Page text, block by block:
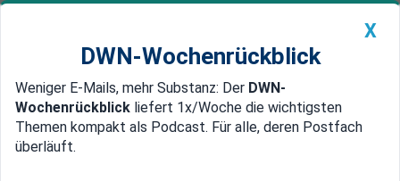
Newsticker MEIN DWN: Geldanlage Premium
Edelmetalle DWN-Magazin China
X
DWN-Wochenrückblick
Weniger E-Mails, mehr Substanz: Der DWN-
Wochenrückblick liefert 1x/Woche die wichtigsten
Themen kompakt als Podcast. Für alle, deren Postfach
überläuft.